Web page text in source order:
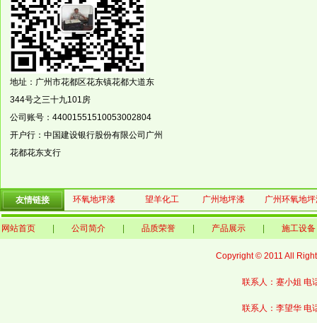
地址：广州市花都区花东镇花都大道东
344号之三十九101房
公司账号： 44001551510053002804
开户行：中国建设银行股份有限公司广州
花都花东支行
友情链接 环氧地坪漆 望羊化工 广州地坪漆 广州环氧地
网站首页 公司简介 品质荣誉 产品展示 施工设备
Copyright © 2011 All
联系人：蹇小姐 电
联系人：李望华 电